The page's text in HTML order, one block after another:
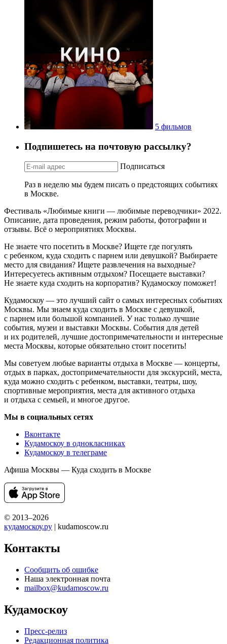
5 фильмов
Подпишетесь на почтовую рассылку?
Подписаться
Раз в неделю мы будем писать о предстоящих событиях
в Москве.
Фестиваль «Любимые книги — любимые переводчики» 2022.
Описание, дата проведения, режим работы, фотографии и
отзывы. Всё о мероприятиях Москвы.
Не знаете что посетить в Москве? Ищете где погулять
с ребенком, куда сходить с парнем или девушкой? Выбираете
место для свидания? Ищете развлечения на выходные?
Интересуетесь активным отдыхом? Посещаете выставки?
Не знаете куда сходить на корпоратив? Кудамоскоу поможет!
Кудамоскоу — это лучший сайт о самых интересных событиях
Москвы. Мы знаем куда сходить в Москве с девушкой,
с парнем или большой компанией. У нас только лучшие
события, музеи и выставки Москвы. События для детей
и их родителей, лучшие достопримечательности и интересные
места Москвы, которые обязательно стоит посетить!
Мы советуем любые варианты отдыха в Москве — концерты,
отдых в парках, достопримечательности для экскурсий, места,
куда можно сходить с ребенком, выставки, театры, шоу,
спортивные мероприятия, места для активного отдыха
и отдыха с семьей, и многое другое.
Мы в социальных сетях
Вконтакте
Кудамоскоу в однокласниках
Кудамоскоу в телеграме
Афиша Москвы — Куда сходить в Москве
© 2013–2026
кудамоскоу.ру | kudamoscow.ru
Контакты
Сообщить об ошибке
Наша электронная почта
mailbox@kudamoscow.ru
Кудамоскоу
Пресс-релиз
Редакционная политика